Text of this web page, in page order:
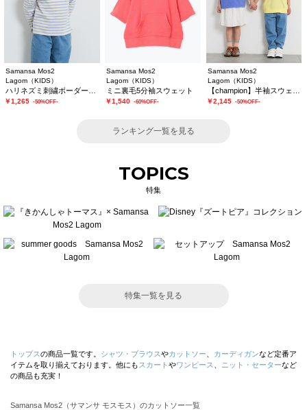
Samansa Mos2
Lagom（KIDS）
￥1,265 -50%OFF-
Samansa Mos2
Lagom（KIDS）
ミニ裏毛5分袖スウェット
￥1,540 -60%OFF-
Samansa Mos2
Lagom（KIDS）
￥2,145 -50%OFF-
ランキング一覧を見る
TOPICS
特集
特集一覧を見る
トップスの商品一覧です。 シャツ・ブラウスやカットソー カーディガンなど定番ア
イテムを取り揃えております。他にも スカート やワンピース ニット・セーターなど
の商品も充実！
Samansa Mos2（サマンサ モスモス）のカットソー一覧